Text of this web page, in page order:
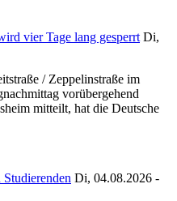
vier Tage lang gesperrt Di,
/ Zeppelinstraße im
vorübergehend
mitteilt, hat die Deutsche
Di, 04.08.2026 -